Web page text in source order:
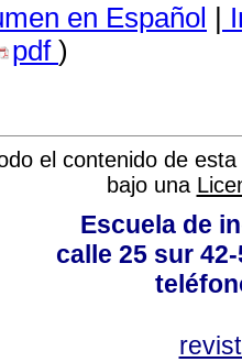
en Español |
pdf )
el contenido de
bajo una
Escuela de
calle 25 sur